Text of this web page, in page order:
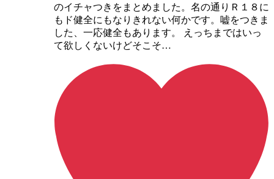
のイチャつきをまとめました。名の通りＲ１８に
もド健全にもなりきれない何かです。嘘をつきま
した、一応健全もあります。 えっちまではいっ
て欲しくないけどそこそ…